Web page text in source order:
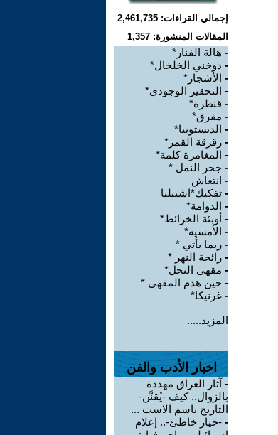
إجمالي القراءات: 2,461,735
المقالات المنشورة: 1,357
- هالة الفنار*
- دوخني الخلخال*
- الأشجار*
- التحقير الوجودي*
- قنطرة*
- مفرق*
- الديستوبيا*
- زقزقة القمر*
- المغامرة كلمة*
- جحر النمل *
- انتعاش
- تفكيك*اشبيليا
- الدوامة*
- أوبئة الخرائط*
- الأمسية*
- ربما يأتي *
- رائحة النهر *
- مقهى النحل*
- حين هدم المقهى *
- غرنيكا*
المزيد.....
اخبار الأدب والفن
- آثار العراق مهددة
بالزوال.. كيف -يُقنَّن-
التاريخ باسم الاست ...
- -خيار خاطئ-.. إعلام